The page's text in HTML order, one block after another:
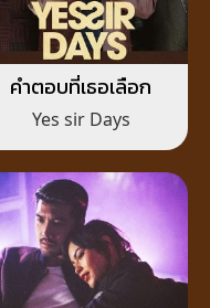
คำตอบที่เธอเลือก
Yes sir Days